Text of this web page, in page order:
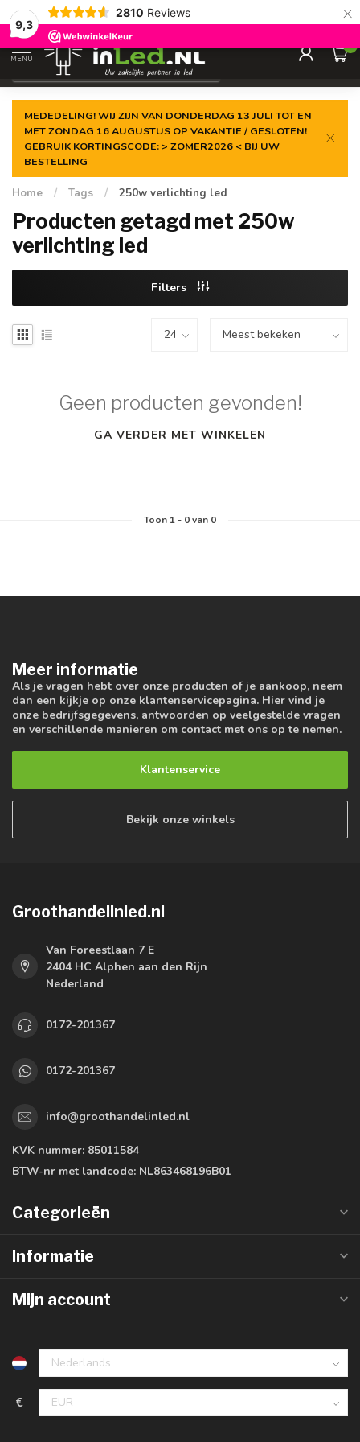
9,3
2810 Reviews ×
Gegarandeerde delaagste prijs
MENU
0
MEDEDELING! WIJ ZIJN VAN DONDERDAG 13 JULI TOT EN
MET ZONDAG 16 AUGUSTUS OP VAKANTIE / GESLOTEN!
GEBRUIK KORTINGSCODE: > ZOMER2026 < BIJ UW
BESTELLING
Home / Tags / 250w verlichting led
Producten getagd met 250w
verlichting led
Filters
Geen producten gevonden!
GA VERDER MET WINKELEN
Toon 1- 0van 0
Meer informatie
Als je vragen hebt over onze producten of je aankoop, neem
dan een kijkje op onze klantenservicepagina. Hier vind je
onze bedrijfsgegevens, antwoorden op veelgestelde vragen
en verschillende manieren om contact met ons op te nemen.
Klantenservice
Bekijk onze winkels
Groothandelinled.nl
Van Foreestlaan 7 E
2404 HC Alphen aan den Rijn
Nederland
0172-201367
0172-201367
info@groothandelinled.nl
KVK nummer: 85011584
BTW-nr met landcode: NL863468196B01
Categorieën
Informatie
Mijn account
€